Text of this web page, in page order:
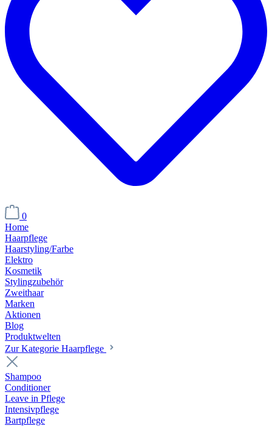
0
Home
Haarpflege
Haarstyling/Farbe
Elektro
Kosmetik
Stylingzubehör
Zweithaar
Marken
Aktionen
Blog
Produktwelten
Zur Kategorie Haarpflege
Shampoo
Conditioner
Leave in Pflege
Intensivpflege
Bartpflege